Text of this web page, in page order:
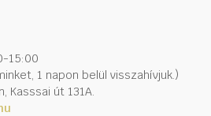
15:00
1 napon belül visszahívjuk.)
Kasssai út 131A.